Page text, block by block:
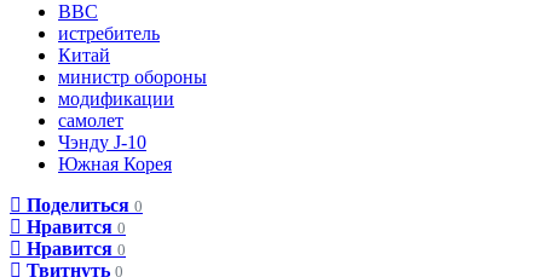
ВВС
истребитель
Китай
министр обороны
модификации
самолет
Чэнду J-10
Южная Корея
Поделиться 0
Нравится 0
Нравится 0
Твитнуть 0